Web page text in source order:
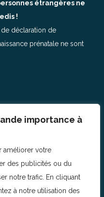
importance à
améliorer votre
des publicités ou du
notre trafic. En cliquant
à notre utilisation des
étrangères ne
!
déclaration de
prénatale ne sont
IHECSLAB 9